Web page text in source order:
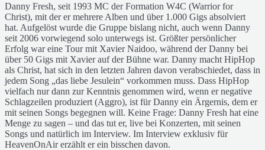
Danny Fresh, seit 1993 MC der Formation W4C (Warrior for
Christ), mit der er mehrere Alben und über 1.000 Gigs absolviert
hat. Aufgelöst wurde die Gruppe bislang nicht, auch wenn Danny
seit 2006 vorwiegend solo unterwegs ist. Größter persönlicher
Erfolg war eine Tour mit Xavier Naidoo, während der Danny bei
über 50 Gigs mit Xavier auf der Bühne war. Danny macht HipHop
als Christ, hat sich in den letzten Jahren davon verabschiedet, dass in
jedem Song „das liebe Jesulein“ vorkommen muss. Dass HipHop
vielfach nur dann zur Kenntnis genommen wird, wenn er negative
Schlagzeilen produziert (Aggro), ist für Danny ein Ärgernis, dem er
mit seinen Songs begegnen will. Keine Frage: Danny Fresh hat eine
Menge zu sagen – und das tut er, live bei Konzerten, mit seinen
Songs und natürlich im Interview. Im Interview exklusiv für
HeavenOnAir erzählt er ein bisschen davon.